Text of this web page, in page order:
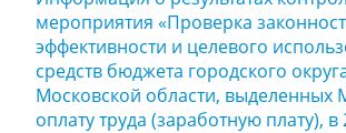
мероприятия «Проверка
эффективности и целевого
средств бюджета городского
Московской области, выделенных
оплату труда (заработную плату), в